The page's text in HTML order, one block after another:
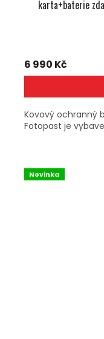
karta+baterie
6 990 Kč
Kovový ochranný
Fotopast je
Novinka